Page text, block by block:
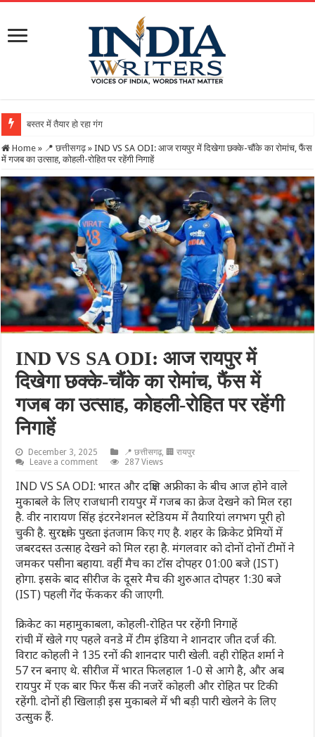
बस्तर में तैयार हो रहा गंगा कैलाशनाथ चतुर्मुख शिवालय : महा
Home » 📍 छत्तीसगढ़ » IND VS SA ODI: आज रायपुर में दिखेगा छक्के-चौंके का रोमांच, फैंस
में गजब का उत्साह, कोहली-रोहित पर रहेंगी निगाहें
IND VS SA ODI: आज रायपुर में
दिखेगा छक्के-चौंके का रोमांच, फैंस में
गजब का उत्साह, कोहली-रोहित पर रहेंगी
निगाहें
December 3, 2025 📍 छत्तीसगढ़, 🏢 रायपुर
Leave a comment
287 Views
IND VS SA ODI: भारत और दक्षिण अफ्रीका के बीच आज होने वाले
मुकाबले के लिए राजधानी रायपुर में गजब का क्रेज देखने को मिल रहा
है. वीर नारायण सिंह इंटरनेशनल स्टेडियम में तैयारियां लगभग पूरी हो
चुकी है. सुरक्षा के पुख्ता इंतजाम किए गए है. शहर के क्रिकेट प्रेमियों में
जबरदस्त उत्साह देखने को मिल रहा है. मंगलवार को दोनों दोनों टीमों ने
जमकर पसीना बहाया. वहीं मैच का टॉस दोपहर 01:00 बजे (IST)
होगा. इसके बाद सीरीज के दूसरे मैच की शुरुआत दोपहर 1:30 बजे
(IST) पहली गेंद फेंककर की जाएगी.
क्रिकेट का महामुकाबला, कोहली-रोहित पर रहेंगी निगाहें
रांची में खेले गए पहले वनडे में टीम इंडिया ने शानदार जीत दर्ज की.
विराट कोहली ने 135 रनों की शानदार पारी खेली. वही रोहित शर्मा ने
57 रन बनाए थे. सीरीज में भारत फिलहाल 1-0 से आगे है, और अब
रायपुर में एक बार फिर फैंस की नजरें कोहली और रोहित पर टिकी
रहेंगी. दोनों ही खिलाड़ी इस मुकाबले में भी बड़ी पारी खेलने के लिए
उत्सुक हैं.